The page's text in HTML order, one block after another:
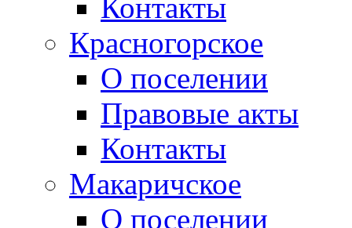
Контакты
Красногорское
О поселении
Правовые акты
Контакты
Макаричское
О поселении